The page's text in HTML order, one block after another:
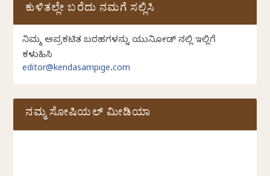
ಕುಳಿತಲ್ಲೇ ಬರೆದು ನಮಗೆ ಸಲ್ಲಿಸಿ
ನಿಮ್ಮ ಅಪ್ರಕಟಿತ ಬರಹಗಳನ್ನು ಯುನಿಕೋಡ್ ನಲ್ಲಿ ಇಲ್ಲಿಗೆ
ಕಳುಹಿಸಿ
editor@kendasampige.com
ನಮ್ಮ ಸೋಷಿಯಲ್‌ ಮೀಡಿಯಾ